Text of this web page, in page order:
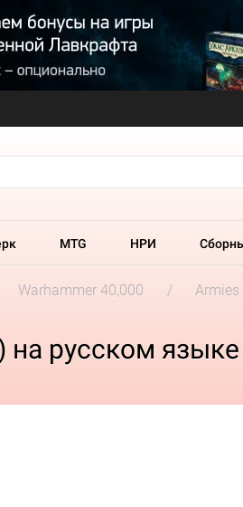
MTG НРИ
Warhammer 40,000 Armies
на русском языке